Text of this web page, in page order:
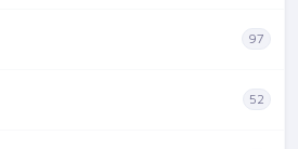
97
52